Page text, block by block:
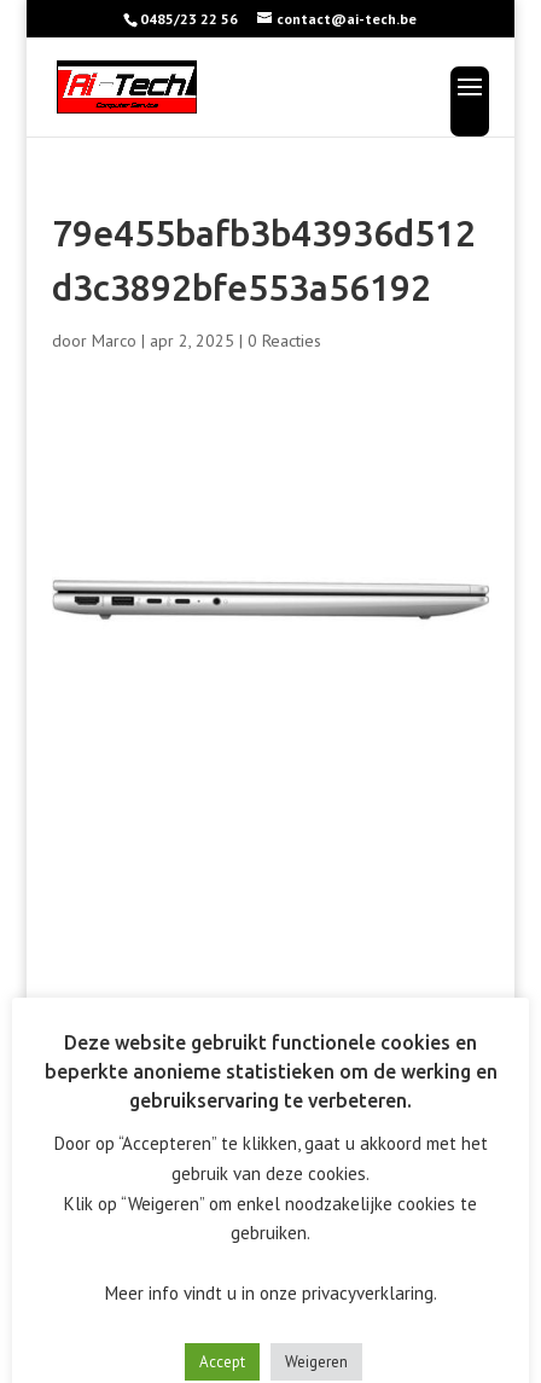
0485/23 22 56 contact@ai-tech.be
79e455bafb3b43936d512
d3c3892bfe553a56192
door Marco | apr 2, 2025 | 0 Reacties
Reactie verzenden
Deze website gebruikt functionele cookies en
beperkte anonieme statistieken om de werking en
gebruikservaring te verbeteren.
Door op “Accepteren” te klikken, gaat u akkoord met het
gebruik van deze cookies.
Klik op “Weigeren” om enkel noodzakelijke cookies te
gebruiken.
Meer info vindt u in onze privacyverklaring.
Accept Weigeren